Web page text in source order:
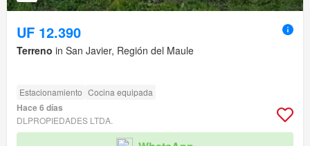
UF 12.390
Terreno in San Javier, Región del Maule
Estacionamiento Cocina equipada
Hace 6 días
DLPROPIEDADES LTDA.